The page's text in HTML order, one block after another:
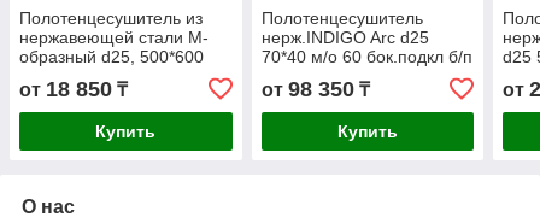
Полотенцесушитель из
нержавеющей стали М-
образный d25, 500*600
от 18 850 ₸
Купить
Полотенцесушитель
нерж.INDIGO Arc d25
70*40 м/о 60 бок.подкл б/п
( к-2,белый мат.)
от 98 350₸
Купить
d25
от
О нас